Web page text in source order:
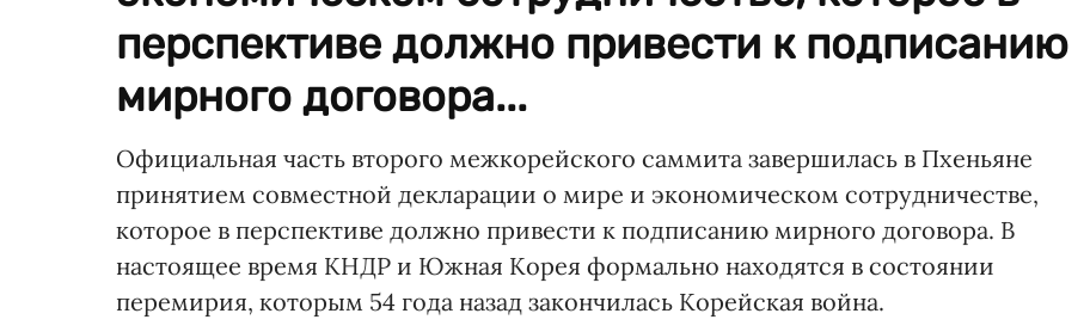
перспективе должно привести к подписанию
мирного договора...
Официальная часть второго межкорейского саммита завершилась в Пхеньяне
принятием совместной декларации о мире и экономическом сотрудничестве,
которое в перспективе должно привести к подписанию мирного договора. В
настоящее время КНДР и Южная Корея формально находятся в состоянии
перемирия, которым 54 года назад закончилась Корейская война.